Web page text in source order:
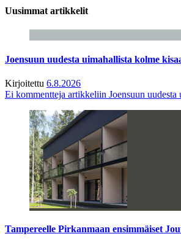
Uusimmat artikkelit
Joensuun uudesta uimahallista kolme
Kirjoitettu 6.8.2026
Ei kommentteja artikkeliin Joensuun
Tampereelle Pirkanmaan ensimmäiset